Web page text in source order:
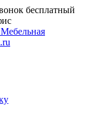
бесплатный
Мебельная